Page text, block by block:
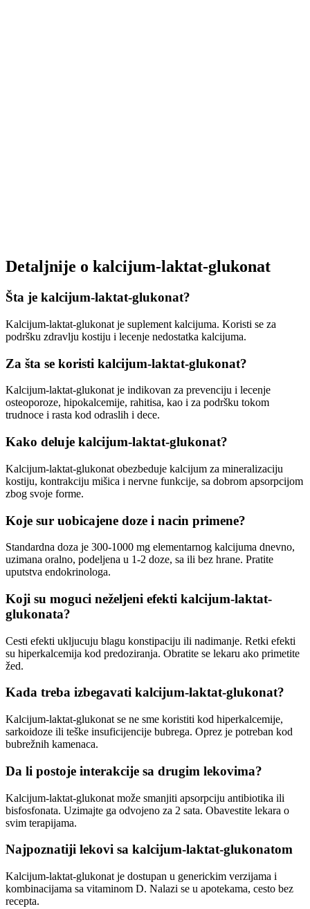
Detaljnije o kalcijum-laktat-glukonat
Šta je kalcijum-laktat-glukonat?
Kalcijum-laktat-glukonat je suplement kalcijuma. Koristi se za
podršku zdravlju kostiju i lecenje nedostatka kalcijuma.
Za šta se koristi kalcijum-laktat-glukonat?
Kalcijum-laktat-glukonat je indikovan za prevenciju i lecenje
osteoporoze, hipokalcemije, rahitisa, kao i za podršku tokom
trudnoce i rasta kod odraslih i dece.
Kako deluje kalcijum-laktat-glukonat?
Kalcijum-laktat-glukonat obezbeduje kalcijum za mineralizaciju
kostiju, kontrakciju mišica i nervne funkcije, sa dobrom apsorpcijom
zbog svoje forme.
Koje sur uobicajene doze i nacin primene?
Standardna doza je 300-1000 mg elementarnog kalcijuma dnevno,
uzimana oralno, podeljena u 1-2 doze, sa ili bez hrane. Pratite
uputstva endokrinologa.
Koji su moguci neželjeni efekti kalcijum-laktat-
glukonata?
Cesti efekti ukljucuju blagu konstipaciju ili nadimanje. Retki efekti
su hiperkalcemija kod predoziranja. Obratite se lekaru ako primetite
žed.
Kada treba izbegavati kalcijum-laktat-glukonat?
Kalcijum-laktat-glukonat se ne sme koristiti kod hiperkalcemije,
sarkoidoze ili teške insuficijencije bubrega. Oprez je potreban kod
bubrežnih kamenaca.
Da li postoje interakcije sa drugim lekovima?
Kalcijum-laktat-glukonat može smanjiti apsorpciju antibiotika ili
bisfosfonata. Uzimajte ga odvojeno za 2 sata. Obavestite lekara o
svim terapijama.
Najpoznatiji lekovi sa kalcijum-laktat-glukonatom
Kalcijum-laktat-glukonat je dostupan u generickim verzijama i
kombinacijama sa vitaminom D. Nalazi se u apotekama, cesto bez
recepta.